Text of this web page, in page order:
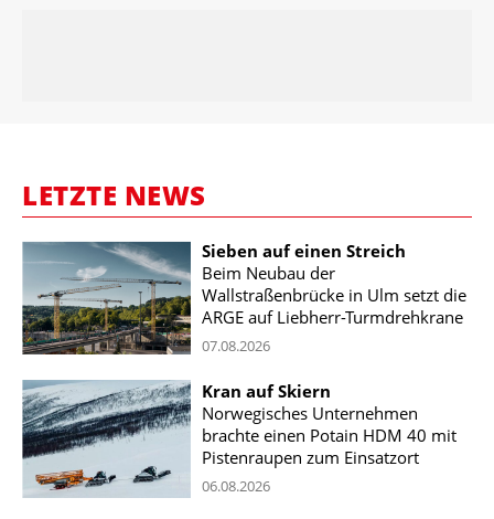
LETZTE NEWS
Sieben auf einen Streich
Beim Neubau der
Wallstraßenbrücke in Ulm setzt die
ARGE auf Liebherr-Turmdrehkrane
07.08.2026
Kran auf Skiern
Norwegisches Unternehmen
brachte einen Potain HDM 40 mit
Pistenraupen zum Einsatzort
06.08.2026